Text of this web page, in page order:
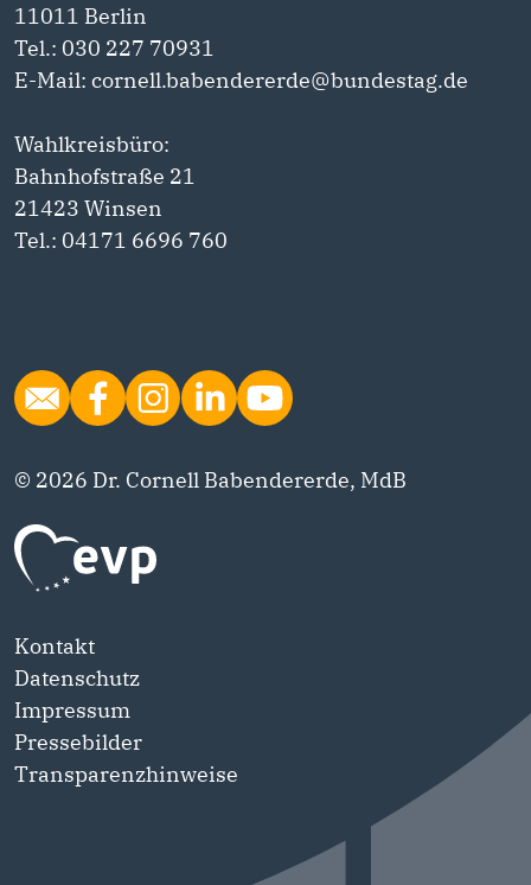
11011 Berlin
Tel.: 030 227 70931
E-Mail: cornell.babendererde@bundestag.de
Wahlkreisbüro:
Bahnhofstraße 21
21423 Winsen
Tel.: 04171 6696 760
© 2026 Dr. Cornell Babendererde, MdB
Kontakt
Datenschutz
Impressum
Pressebilder
Transparenzhinweise